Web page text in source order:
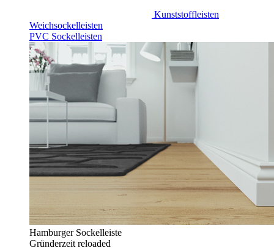
Kunststoffleisten
Weichsockelleisten
PVC Sockelleisten
Hamburger Sockelleiste
Gründerzeit reloaded